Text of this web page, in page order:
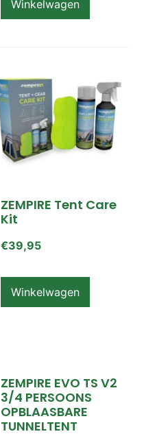
Winkelwagen
ZEMPIRE Tent Care
Kit
€39,95
Winkelwagen
ZEMPIRE EVO TS V2
3/4 PERSOONS
OPBLAASBARE
TUNNELTENT